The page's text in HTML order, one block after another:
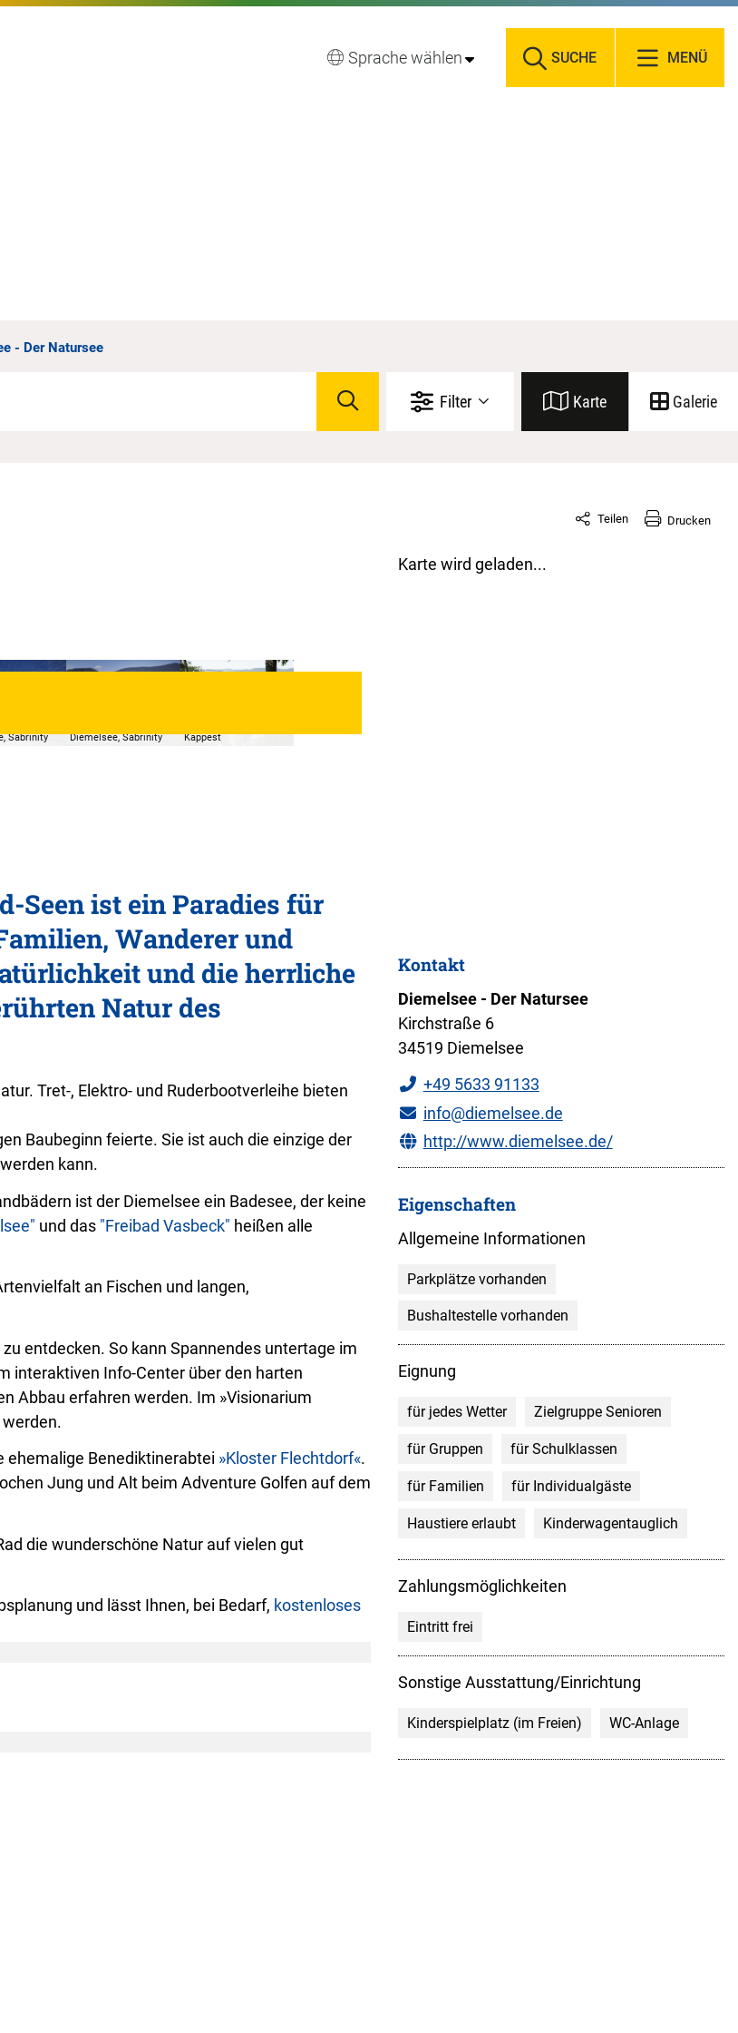
Sprache wählen SUCHE MENÜ
- Der Natursee
Filter Karte Galerie
Sabrinity
Diemelsee, Sabrinity
Kappest
Seen ist ein Paradies für
Wanderer und
und die herrliche
Natur des
Tret-, Elektro- und Ruderbootverleihe bieten
Baubeginn feierte. Sie ist auch die einzige der
kann.
ist der Diemelsee ein Badesee, der keine
und das "Freibad Vasbeck" heißen alle
an Fischen und langen,
entdecken. So kann Spannendes untertage im
interaktiven Info-Center über den harten
Abbau erfahren werden. Im »Visionarium
ehemalige Benediktinerabtei »Kloster Flechtdorf«.
Jung und Alt beim Adventure Golfen auf dem
die wunderschöne Natur auf vielen gut
und lässt Ihnen, bei Bedarf, kostenloses
Teilen Drucken
Karte wird geladen...
Kontakt
Diemelsee - Der Natursee
Kirchstraße 6
34519 Diemelsee
+49 5633 91133
info@diemelsee.de
http://www.diemelsee.de/
Eigenschaften
Allgemeine Informationen
Parkplätze vorhanden
Bushaltestelle vorhanden
Eignung
für jedes Wetter Zielgruppe Senioren
für Gruppen für Schulklassen
für Familien für Individualgäste
Haustiere erlaubt Kinderwagentauglich
Zahlungsmöglichkeiten
Eintritt frei
Sonstige Ausstattung/Einrichtung
Kinderspielplatz (im Freien) WC-Anlage